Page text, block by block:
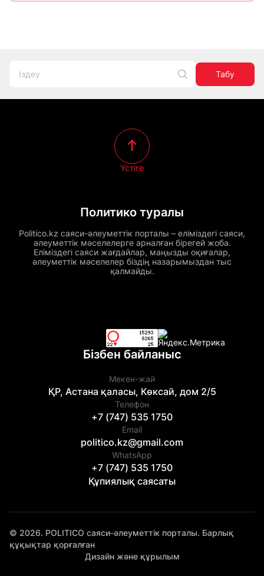
Табу
Политико туралы
Politico.kz саяси-әлеуметтік порталы – еліміздегі саяси,
әлеуметтік мәселелерге арналған бірегей жоба.
Еліміздегі саяси жағдайлар, маңызды оқиғалар,
әлеуметтік мәселелер біздің назарымыздан тыс
қалмайды.
Үстіге
Бізбен байланыс
Мекен-жай
ҚР, Астана қаласы, Көксай, дом 2/5
Телефон
+7 (747) 535 1750
Email
politico.kz@gmail.com
WhatsApp
+7 (747) 535 1750
Құпиялық саясаты
© 2026. POLITICO саяси-әлеуметтік порталы. Барлық
құқықтар қорғалған
Дизайн және құрылым